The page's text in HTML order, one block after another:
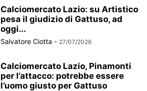
Calciomercato Lazio: su Artistico
pesa il giudizio di Gattuso, ad
oggi...
Salvatore Ciotta - 27/07/2026
Calciomercato Lazio, Pinamonti
per l’attacco: potrebbe essere
l’uomo giusto per Gattuso